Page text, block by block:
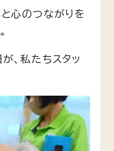
と心のつながりを
、私たちスタッ